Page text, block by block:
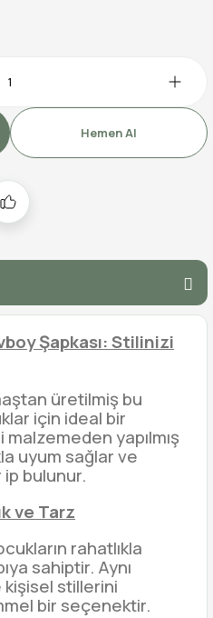
Hemen Al
Şapkası: Stilinizi
üretilmiş bu
için ideal bir
malzemeden yapılmış
uyum sağlar ve
bulunur.
ve Tarz
rahatlıkla
sahiptir. Aynı
kişisel stillerini
bir seçenektir.